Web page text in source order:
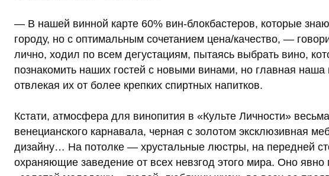
— В нашей винной карте 60% вин-блокбастеров, которые
городу, но с оптимальным сочетанием цена/качество, —
лично, ходил по всем дегустациям, пытаясь выбрать вино,
познакомить наших гостей с новыми винами, но главная
отвлекая их от более крепких спиртных напитков.
Кстати, атмосфера для винопития в «Культе Личности»
венецианского карнавала, черная с золотом эксклюзивная
дизайну… На потолке — хрустальные люстры, на передней
охраняющие заведение от всех невзгод этого мира. Оно